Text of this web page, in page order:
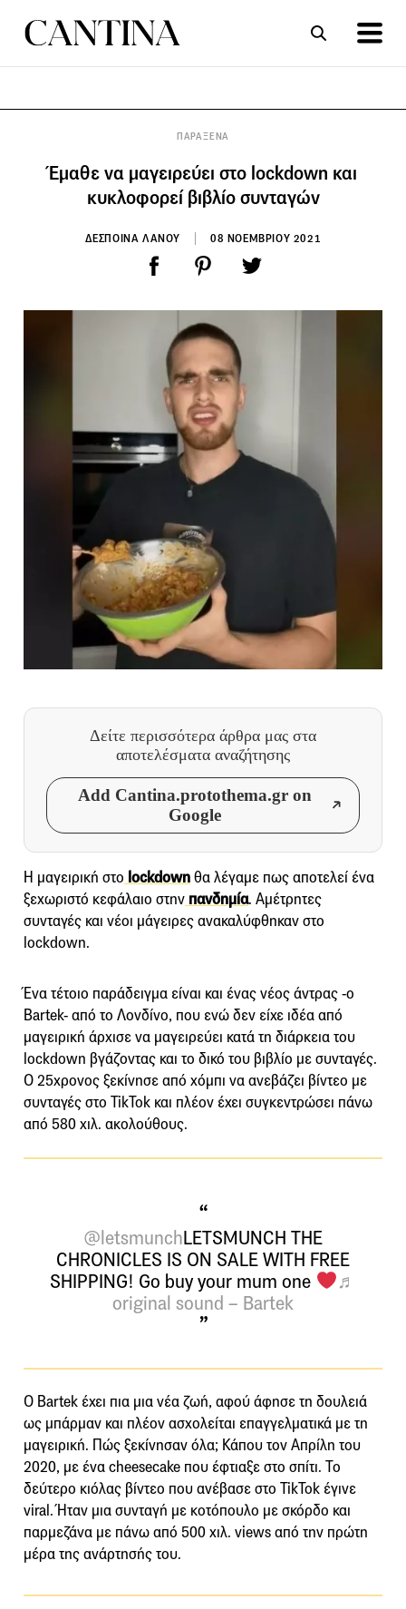
ΠΑΡΑΞΕΝΑ
Έμαθε να μαγειρεύει στο lockdown και
κυκλοφορεί βιβλίο συνταγών
ΔΕΣΠΟΙΝΑ ΛΑΝΟΥ 08 ΝΟΕΜΒΡΙΟΥ 2021
Δείτε περισσότερα άρθρα μας στα
αποτελέσματα αναζήτησης
Add Cantina.protothema.gr on
Google
Η μαγειρική στο lockdownθα λέγαμε πως αποτελεί ένα
ξεχωριστό κεφάλαιο στην πανδημία. Αμέτρητες
συνταγές και νέοι μάγειρες ανακαλύφθηκαν στο
lockdown.
Ένα τέτοιο παράδειγμα είναι και ένας νέος άντρας -ο
Bartek- από το Λονδίνο, που ενώ δεν είχε ιδέα από
μαγειρική άρχισε να μαγειρεύει κατά τη διάρκεια του
lockdown βγάζοντας και το δικό του βιβλίο με συνταγές.
Ο 25χρονος ξεκίνησε από χόμπι να ανεβάζει βίντεο με
συνταγές στο TikTok και πλέον έχει συγκεντρώσει πάνω
από 580 χιλ. ακολούθους.
@letsmunchLETSMUNCH THE
CHRONICLES IS ON SALE WITH FREE
SHIPPING! Go buy your mum one
♬
original sound – Bartek
Ο Bartek έχει πια μια νέα ζωή, αφού άφησε τη δουλειά
ως μπάρμαν και πλέον ασχολείται επαγγελματικά με τη
μαγειρική. Πώς ξεκίνησαν όλα; Κάπου τον Απρίλη του
2020, με ένα cheesecake που έφτιαξε στο σπίτι. Το
δεύτερο κιόλας βίντεο που ανέβασε στο TikTok έγινε
viral. Ήταν μια συνταγή με κοτόπουλο με σκόρδο και
παρμεζάνα με πάνω από 500 χιλ. views από την πρώτη
μέρα της ανάρτησής του.